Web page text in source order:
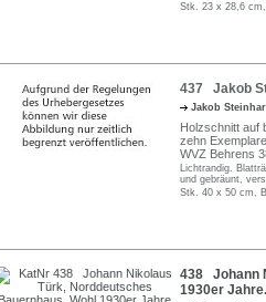
Stk. 23 x 28,6
437 Jakob
Jakob
Holzschnitt auf
zehn
WVZ Behrens
Lichtrandig.
und gebräunt,
Stk. 40 x 50 cm,
438 Johann
1930er Jahre.